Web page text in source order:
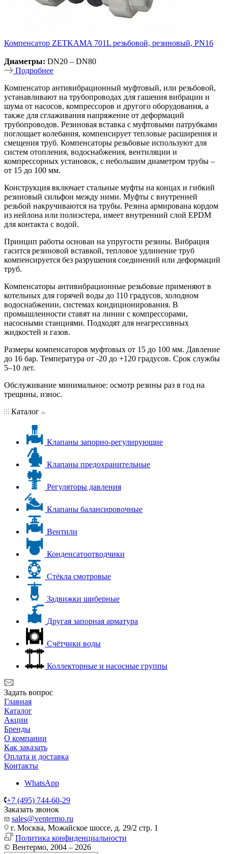
Компенсатор ZETKAMA 701L резьбовой, резиновый, PN16
Диаметры: DN20 – DN80
Подробнее
Компенсатор антивибрационный муфтовый, или резьбовой,
устанавливают на трубопроводах для гашения вибрации и
шума от насосов, компрессоров и другого оборудования, а
также для сглаживания напряжение от деформаций
трубопроводов. Резиновая вставка с муфтовыми патрубками
поглощает колебания, компенсирует тепловые расширения и
смещения труб. Компенсаторы резьбовые используют для
систем отопления, водоснабжения, вентиляции и
компрессорных установок, с небольшим диаметром трубы –
от 15 до 100 мм.
Конструкция включает стальные муфты на концах и гибкий
резиновый сильфон между ними. Муфты с внутренней
резьбой накручиваются на трубы. Резина армирована кордом
из нейлона или полиэстера, имеет внутренний слой EPDM
для контакта с водой.
Принцип работы основан на упругости резины. Вибрация
гасится резиновой вставкой, тепловое удлинение труб
компенсируется без разрушения соединений или деформаций
труб.
Компенсаторы антивибрационные резьбовые применяют в
котельных для горячей воды до 110 градусов, холодном
водоснабжении, системах кондиционирования. В
промышленности ставят на линии с компрессорами,
насосными станциями. Подходят для неагрессивных
жидкостей и газов.
Размеры компенсаторов муфтовых от 15 до 100 мм. Давление
до 16 бар. Температура от -20 до +120 градусов. Срок службы
5–10 лет.
Обслуживание минимальное: осмотр резины раз в год на
трещины, износ.
Каталог
Клапаны запорно-регулирующие
Клапаны предохранительные
Регуляторы давления
Клапаны балансировочные
Вентили
Конденсатоотводчики
Стёкла смотровые
Задвижки шиберные
Другая запорная арматура
Счётчики воды
Коллекторные и насосные группы
Задать вопрос
Главная
Каталог
Акции
Бренды
О компании
Как заказать
Оплата и доставка
Контакты
WhatsApp
+7 (495) 744-60-29
Заказать звонок
sales@ventermo.ru
г. Москва, Можайское шоссе, д. 29/2 стр. 1
Политика конфиденциальности
© Вентермо, 2004 – 2026